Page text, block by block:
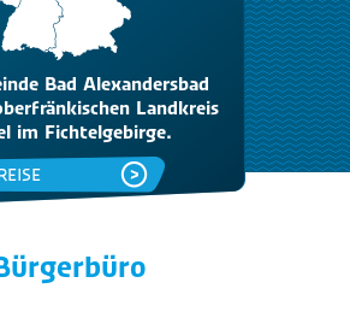
Bad Alexandersbad
Landkreis
im Fichtelgebirge.